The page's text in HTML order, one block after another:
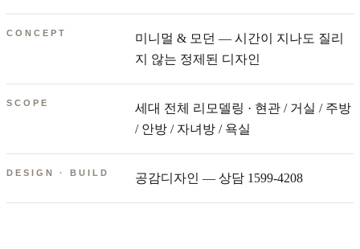
CONCEPT
미니멀 & 모던 — 시간이 지나도 질리
지 않는 정제된 디자인
SCOPE
세대 전체 리모델링 · 현관 / 거실 / 주방
/ 안방 / 자녀방 / 욕실
DESIGN · BUILD 공감디자인 — 상담 1599-4208